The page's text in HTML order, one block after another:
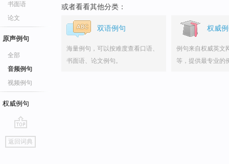
书面语
论文
原声例句
全部
音频例句
视频例句
权威例句
go
top
返回词典
或者看看其他分类：
双语例句
海量例句，可以按难度查看口语、
书面语、论文例句。
权威
例句来自权威英文
等，提供最专业的